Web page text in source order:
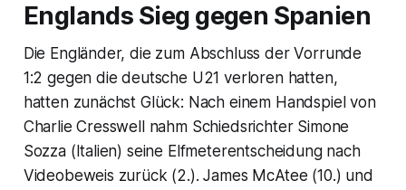
Englands Sieg gegen Spanien
Die Engländer, die zum Abschluss der Vorrunde
1:2 gegen die deutsche U21 verloren hatten,
hatten zunächst Glück: Nach einem Handspiel von
Charlie Cresswell nahm Schiedsrichter Simone
Sozza (Italien) seine Elfmeterentscheidung nach
Videobeweis zurück (2.). James McAtee (10.) und